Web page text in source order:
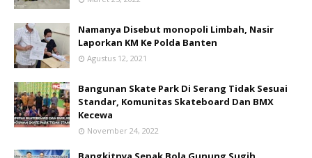
Namanya Disebut monopoli Limbah, Nasir
Laporkan KM Ke Polda Banten
Agustus 12, 2021
Bangunan Skate Park Di Serang Tidak Sesuai
Standar, Komunitas Skateboard Dan BMX
Kecewa
November 24, 2022